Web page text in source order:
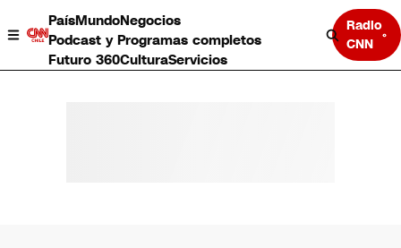
PaísMundoNegocios
Podcast y Programas completos
Futuro 360CulturaServicios
Radio
CNN